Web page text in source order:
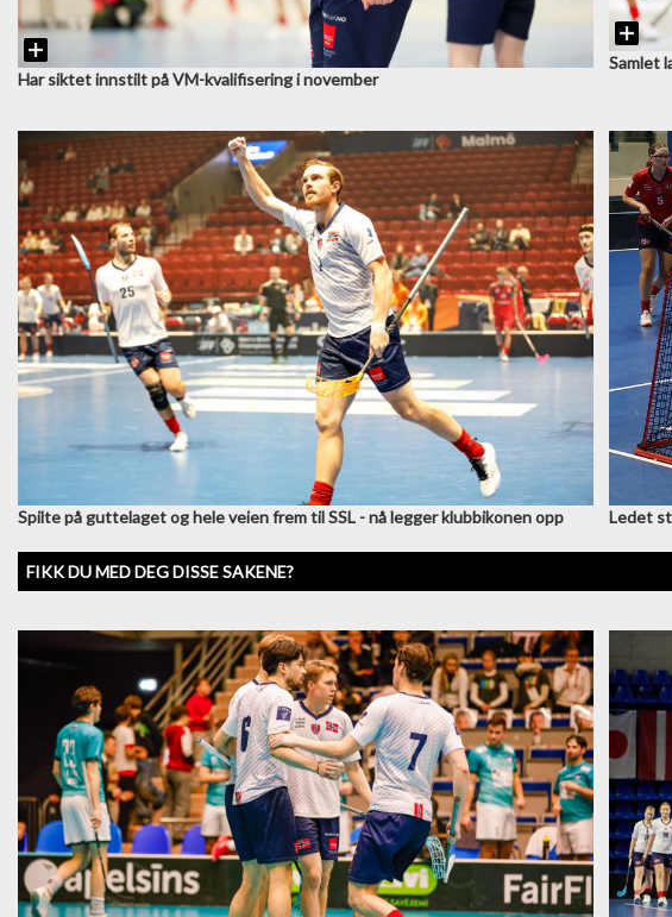
Har siktet innstilt på VM-kvalifisering i november
Samlet
Spilte på guttelaget og hele veien frem til SSL - nå legger klubbikonen opp Ledet
FIKK DU MED DEG DISSE SAKENE?